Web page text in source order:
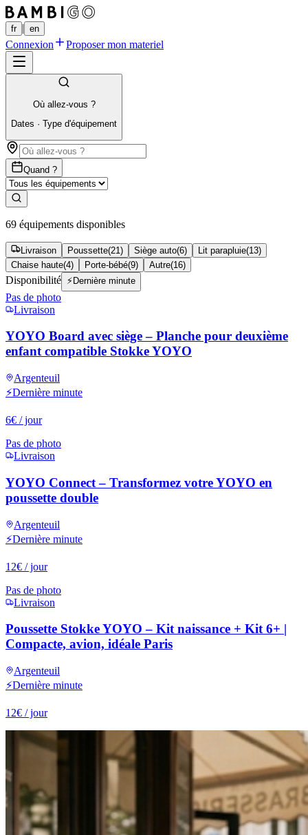
fr | en
Connexion Proposer mon materiel
Où allez-vous ?
Dates · Type d'équipement
Quand ?
69 équipements disponibles
Livraison Poussette(21 ) Siège auto(6) Lit parapluie(13)
Chaise haute(4) Porte-bébé(9) Autre(16)
Disponibilité ⚡ Dernière minute
Pas de photo
Livraison
YOYO Board avec siège – Planche pour deuxième
enfant compatible Stokke YOYO
Argenteuil
⚡Dernière minute
6€ / jour
Pas de photo
Livraison
YOYO Connect – Transformez votre YOYO en
poussette double
Argenteuil
⚡Dernière minute
12€ / jour
Pas de photo
Livraison
Poussette Stokke YOYO – Kit naissance + Kit 6+ |
Compacte, avion, idéale Paris
Argenteuil
⚡Dernière minute
12€ / jour